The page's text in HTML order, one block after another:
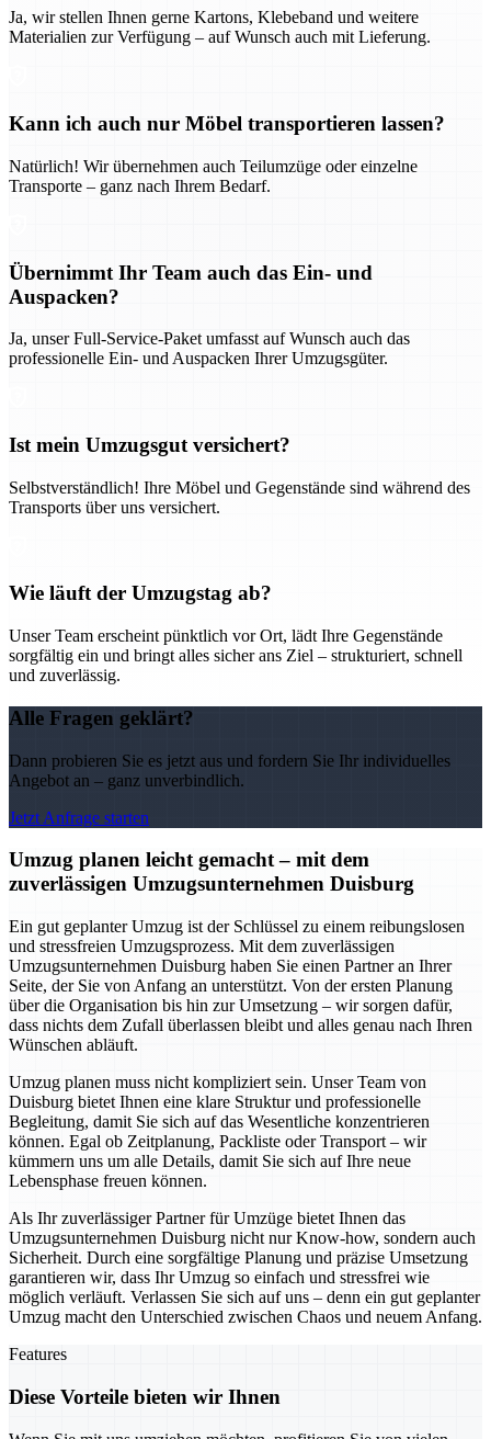
Ja, wir stellen Ihnen gerne Kartons, Klebeband und weitere
Materialien zur Verfügung – auf Wunsch auch mit Lieferung.
Kann ich auch nur Möbel transportieren lassen?
Natürlich! Wir übernehmen auch Teilumzüge oder einzelne
Transporte – ganz nach Ihrem Bedarf.
Übernimmt Ihr Team auch das Ein- und
Auspacken?
Ja, unser Full-Service-Paket umfasst auf Wunsch auch das
professionelle Ein- und Auspacken Ihrer Umzugsgüter.
Ist mein Umzugsgut versichert?
Selbstverständlich! Ihre Möbel und Gegenstände sind während des
Transports über uns versichert.
Wie läuft der Umzugstag ab?
Unser Team erscheint pünktlich vor Ort, lädt Ihre Gegenstände
sorgfältig ein und bringt alles sicher ans Ziel – strukturiert, schnell
und zuverlässig.
Alle Fragen geklärt?
Dann probieren Sie es jetzt aus und fordern Sie Ihr individuelles
Angebot an – ganz unverbindlich.
Jetzt Anfrage starten
Umzug planen leicht gemacht – mit dem
zuverlässigen Umzugsunternehmen Duisburg
Ein gut geplanter Umzug ist der Schlüssel zu einem reibungslosen
und stressfreien Umzugsprozess. Mit dem zuverlässigen
Umzugsunternehmen Duisburg haben Sie einen Partner an Ihrer
Seite, der Sie von Anfang an unterstützt. Von der ersten Planung
über die Organisation bis hin zur Umsetzung – wir sorgen dafür,
dass nichts dem Zufall überlassen bleibt und alles genau nach Ihren
Wünschen abläuft.
Umzug planen muss nicht kompliziert sein. Unser Team von
Duisburg bietet Ihnen eine klare Struktur und professionelle
Begleitung, damit Sie sich auf das Wesentliche konzentrieren
können. Egal ob Zeitplanung, Packliste oder Transport – wir
kümmern uns um alle Details, damit Sie sich auf Ihre neue
Lebensphase freuen können.
Als Ihr zuverlässiger Partner für Umzüge bietet Ihnen das
Umzugsunternehmen Duisburg nicht nur Know-how, sondern auch
Sicherheit. Durch eine sorgfältige Planung und präzise Umsetzung
garantieren wir, dass Ihr Umzug so einfach und stressfrei wie
möglich verläuft. Verlassen Sie sich auf uns – denn ein gut geplanter
Umzug macht den Unterschied zwischen Chaos und neuem Anfang.
Features
Diese Vorteile bieten wir Ihnen